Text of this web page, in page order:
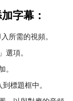
字幕：
所需的視頻。
」選項。
標題框中。